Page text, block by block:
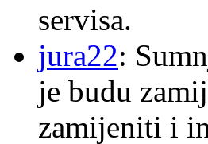
servisa.
jura22:
je budu
zamijeniti i